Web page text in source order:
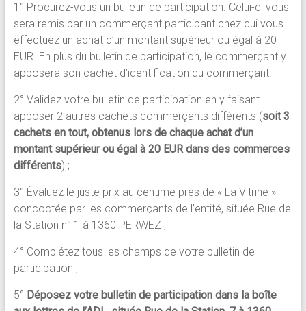
1° Procurez-vous un bulletin de participation. Celui-ci vous
sera remis par un commerçant participant chez qui vous
effectuez un achat d’un montant supérieur ou égal à 20
EUR. En plus du bulletin de participation, le commerçant y
apposera son cachet d’identification du commerçant.
2° Validez votre bulletin de participation en y faisant
apposer 2 autres cachets commerçants différents (soit 3
cachets en tout, obtenus lors de chaque achat d’un
montant supérieur ou égal à 20 EUR dans des commerces
différents) ;
3° Évaluez le juste prix au centime près de « La Vitrine »
concoctée par les commerçants de l’entité, située Rue de
la Station n° 1 à 1360 PERWEZ ;
4° Complétez tous les champs de votre bulletin de
participation ;
5° Déposez votre bulletin de participation dans la boîte